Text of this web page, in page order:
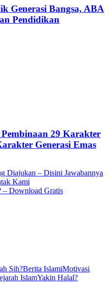
Generasi Bangsa, ABA
Pendidikan
29 Karakter
Generasi Emas
Diajukan – Disini Jawabannya
Kami
– Download Gratis
Sih?Berita IslamiMotivasi
IslamYakin Halal?